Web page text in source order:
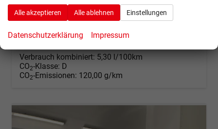
Kraftstoff Benzin Außenfarbe
Leistung 59 kW (80 PS) 20 km
19.740,– €
Verbrauch kombiniert: 5,30 l/100km
CO2-Klasse: D
CO2-Emissionen: 120,00 g/km
Alle akzeptieren Alle ablehnen Einstellungen
Datenschutzerklärung Impressum